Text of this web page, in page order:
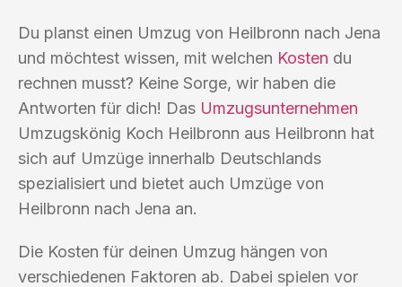
Du planst einen Umzug von Heilbronn nach Jena
und möchtest wissen, mit welchen Kosten du
rechnen musst? Keine Sorge, wir haben die
Antworten für dich! Das Umzugsunternehmen
Umzugskönig Koch Heilbronn aus Heilbronn hat
sich auf Umzüge innerhalb Deutschlands
spezialisiert und bietet auch Umzüge von
Heilbronn nach Jena an.
Die Kosten für deinen Umzug hängen von
verschiedenen Faktoren ab. Dabei spielen vor